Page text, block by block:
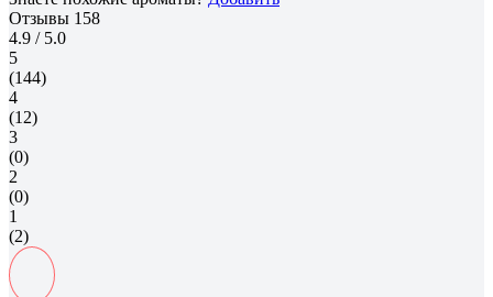
Отзывы 158
4.9 / 5.0
5
(144)
4
(12)
3
(0)
2
(0)
1
(2)